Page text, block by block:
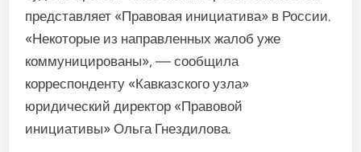
представляет «Правовая инициатива» в России.
«Некоторые из направленных жалоб уже
коммуницированы», — сообщила
корреспонденту «Кавказского узла»
юридический директор «Правовой
инициативы» Ольга Гнездилова.